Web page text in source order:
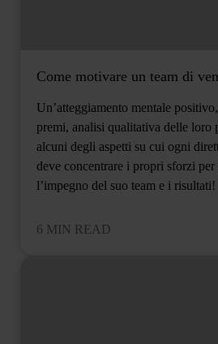
Come motivare un team di
Un’atteggiamento mentale
premi, analisi qualitativa delle loro
alcuni degli aspetti su cui ogni
deve concentrare i propri sforzi
l’impegno del suo team e i risultati!
6 MIN READ